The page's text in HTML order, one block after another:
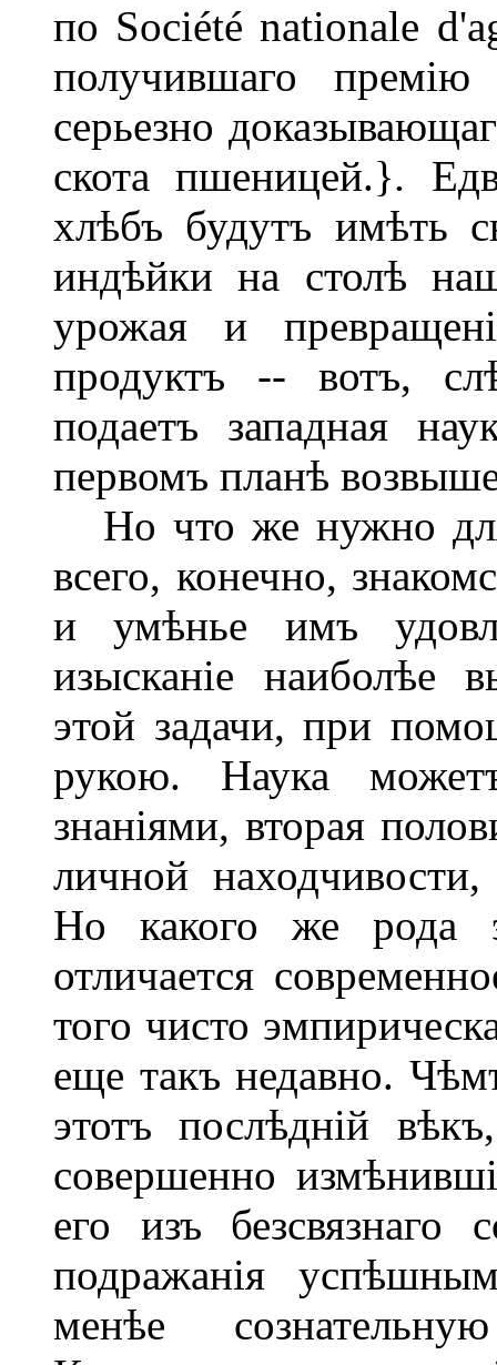
по Société nationale
получившаго
серьезно
скота пшеницей.}.
хлѣбъ будутъ имѣть
индѣйки на столѣ
урожая и
продуктъ -- вотъ,
подаетъ западная
первомъ планѣ
Но что же нужно для
всего, конечно,
и умѣнье имъ
изысканіе наиболѣе
этой задачи, при
рукою. Наука
знаніями, вторая
личной находчивости,
Но какого же рода
отличается
того чисто
еще такъ недавно.
этотъ послѣдній
совершенно
его изъ безсвязнаго
подражанія
менѣе